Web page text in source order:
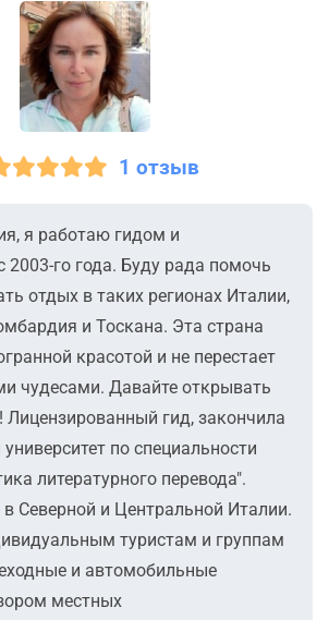
1 отзыв
я работаю гидом и
2003-го года. Буду рада помочь
отдых в таких регионах Италии,
и Тоскана. Эта страна
красотой и не перестает
чудесами. Давайте открывать
Лицензированный гид, закончила
по специальности
литературного перевода".
Северной и Центральной Италии.
туристам и группам
и автомобильные
местных